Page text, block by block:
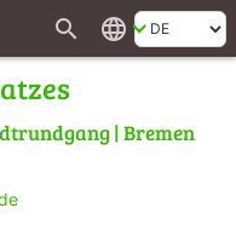
search language
| Bremen